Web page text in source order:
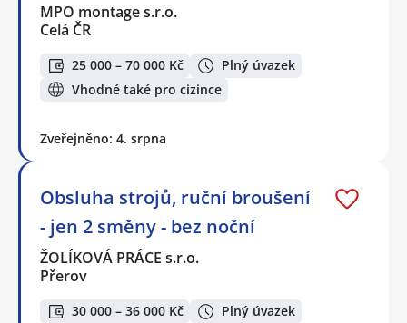
MPO montage s.r.o.
Celá ČR
25 000 – 70 000 Kč
Plný úvazek
Vhodné také pro cizince
Zveřejněno: 4. srpna
Obsluha strojů, ruční broušení
- jen 2 směny - bez noční
ŽOLÍKOVÁ PRÁCE s.r.o.
Přerov
30 000 – 36 000 Kč Plný úvazek